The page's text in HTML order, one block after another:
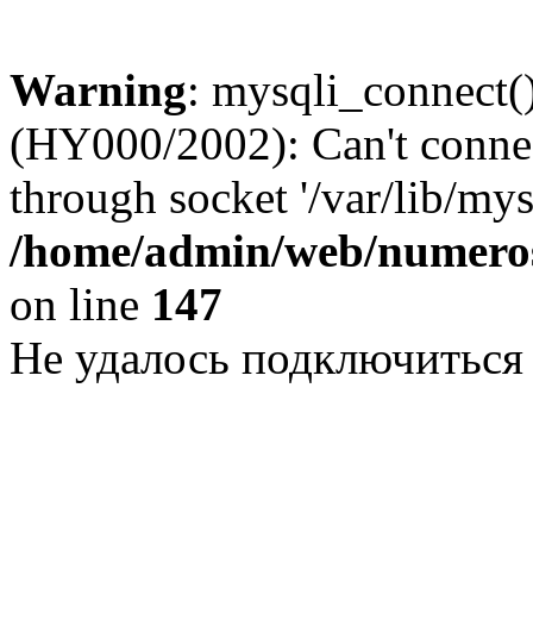
Warning:
(HY000/2002): Can't
through socket '/var/lib/
/home/admin/web/
on line 147
Не удалось